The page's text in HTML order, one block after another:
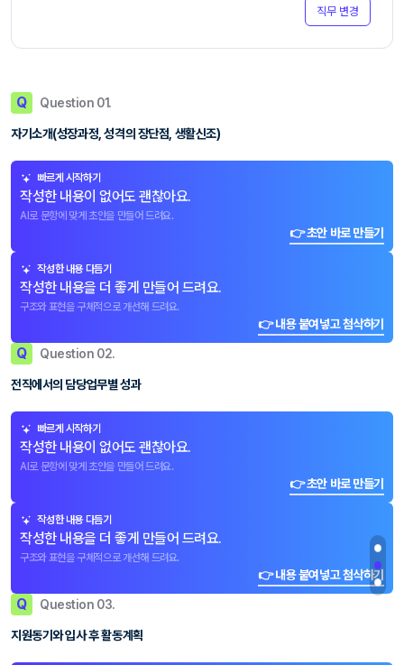
직무 변경
Q Question 01.
자기소개(성장과정, 성격의 장단점, 생활신조)
빠르게 시작하기
작성한 내용이 없어도 괜찮아요.
AI로 문항에 맞게 초안을 만들어 드려요.
👉 초안 바로 만들기
작성한 내용 다듬기
작성한 내용을 더 좋게 만들어 드려요.
구조와 표현을 구체적으로 개선해 드려요.
👉 내용 붙여넣고 첨삭하기
Q Question 02.
전직에서의 담당업무별 성과
빠르게 시작하기
작성한 내용이 없어도 괜찮아요.
AI로 문항에 맞게 초안을 만들어 드려요.
👉 초안 바로 만들기
작성한 내용 다듬기
작성한 내용을 더 좋게 만들어 드려요.
구조와 표현을 구체적으로 개선해 드려요.
👉 내용 붙여넣고 첨삭하기
Q Question 03.
지원동기와 입사 후 활동계획